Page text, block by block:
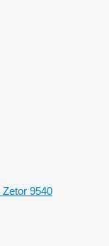
9540